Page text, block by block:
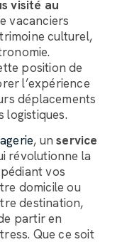
visité au
vacanciers
culturel,
position de
l’expérience
déplacements
logistiques.
, unservice
révolutionne la
vos
domicile ou
destination,
partir en
Que ce soit